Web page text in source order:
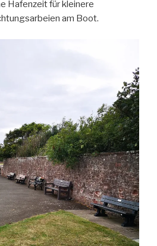
Hafenzeit für kleinere
am Boot.